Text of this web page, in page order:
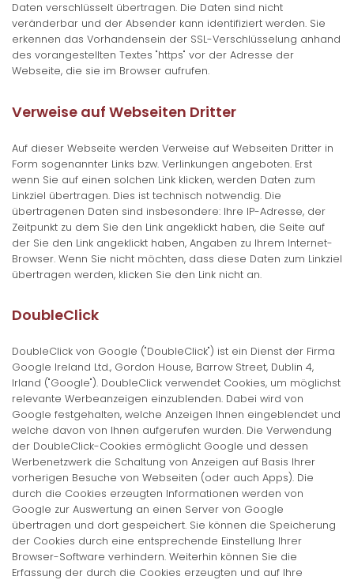
Daten verschlüsselt übertragen. Die Daten sind nicht
veränderbar und der Absender kann identifiziert werden. Sie
erkennen das Vorhandensein der SSL-Verschlüsselung anhand
des vorangestellten Textes "https" vor der Adresse der
Webseite, die sie im Browser aufrufen.
Verweise auf Webseiten Dritter
Auf dieser Webseite werden Verweise auf Webseiten Dritter in
Form sogenannter Links bzw. Verlinkungen angeboten. Erst
wenn Sie auf einen solchen Link klicken, werden Daten zum
Linkziel übertragen. Dies ist technisch notwendig. Die
übertragenen Daten sind insbesondere: Ihre IP-Adresse, der
Zeitpunkt zu dem Sie den Link angeklickt haben, die Seite auf
der Sie den Link angeklickt haben, Angaben zu Ihrem Internet-
Browser. Wenn Sie nicht möchten, dass diese Daten zum Linkziel
übertragen werden, klicken Sie den Link nicht an.
DoubleClick
DoubleClick von Google ("DoubleClick") ist ein Dienst der Firma
Google Ireland Ltd., Gordon House, Barrow Street, Dublin 4,
Irland ("Google"). DoubleClick verwendet Cookies, um möglichst
relevante Werbeanzeigen einzublenden. Dabei wird von
Google festgehalten, welche Anzeigen Ihnen eingeblendet und
welche davon von Ihnen aufgerufen wurden. Die Verwendung
der DoubleClick-Cookies ermöglicht Google und dessen
Werbenetzwerk die Schaltung von Anzeigen auf Basis Ihrer
vorherigen Besuche von Webseiten (oder auch Apps). Die
durch die Cookies erzeugten Informationen werden von
Google zur Auswertung an einen Server von Google
übertragen und dort gespeichert. Sie können die Speicherung
der Cookies durch eine entsprechende Einstellung Ihrer
Browser-Software verhindern. Weiterhin können Sie die
Erfassung der durch die Cookies erzeugten und auf Ihre